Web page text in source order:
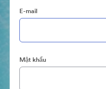
E-mail
Mật khẩu